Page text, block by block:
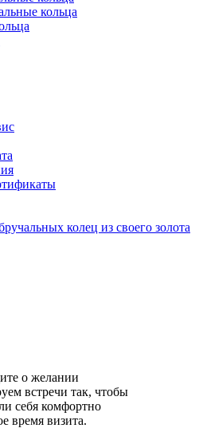
кольца
колец из своего золота
о желании
встречи так, чтобы
себя комфортно
время визита.